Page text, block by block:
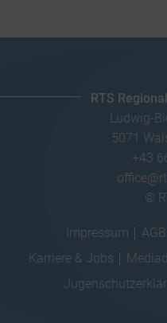
RTS
Ludwig-
5071
+43
©
Impressum
Karriere & Jobs